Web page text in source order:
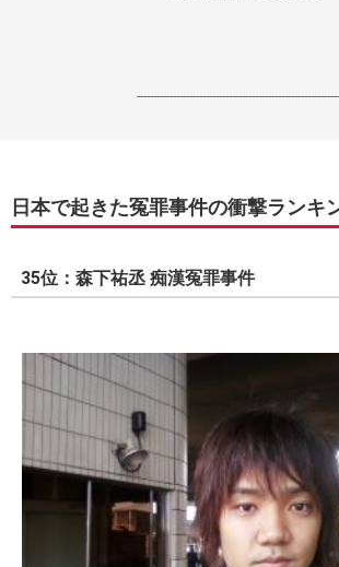
日本で起きた冤罪事件の衝撃ランキ
35位：森下祐丞 痴漢冤罪事件